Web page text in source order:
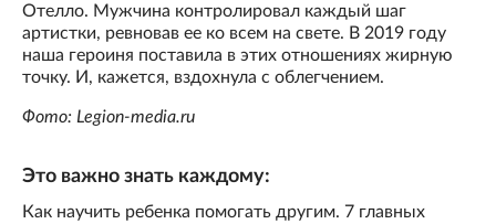
Отелло. Мужчина контролировал каждый шаг
артистки, ревновав ее ко всем на свете. В 2019 году
наша героиня поставила в этих отношениях жирную
точку. И, кажется, вздохнула с облегчением.
Фото: Legion-media.ru
Это важно знать каждому:
Как научить ребенка помогать другим. 7 главных